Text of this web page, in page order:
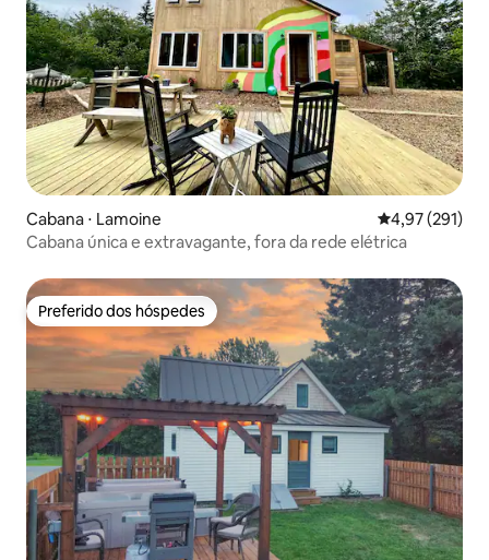
Cabana ⋅ Lamoine 4,97 de uma
4,97 (291)
Cabana única e extravagante, fora da rede elétrica
Preferido dos hóspedes
Preferido dos hóspedes